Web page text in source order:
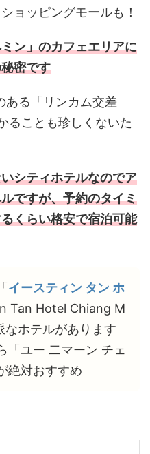
ョッピングモールも！
ン」のカフェエリアに
密です
ある「リンカム交差
ることも珍しくないた
シティホテルなのでア
ですが、予約のタイミ
くらい格安で宿泊可能
イースティン タン ホ
Tan Hotel Chiang M
なホテルがあります
「ユー 二マーン チェ
絶対おすすめ